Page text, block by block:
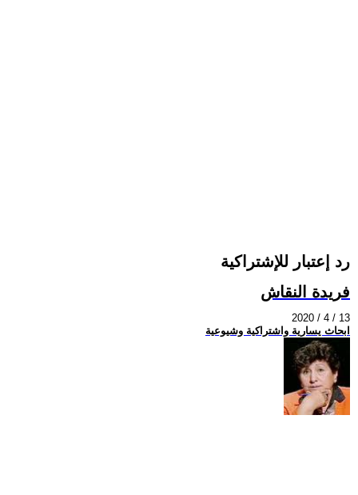
رد إعتبار للإشتراكية
فريدة النقاش
2020 / 4 / 13
ابحاث يسارية واشتراكية وشيوعية